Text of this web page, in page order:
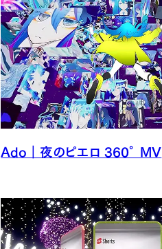
Ado｜夜のピエロ 360° MV